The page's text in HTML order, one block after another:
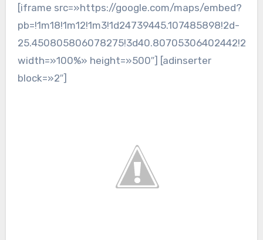
[iframe src=»https://google.com/maps/embed?
pb=!1m18!1m12!1m3!1d24739445.107485898!2d-
width=»100%» height=»500″] [adinserter
block=»2″]